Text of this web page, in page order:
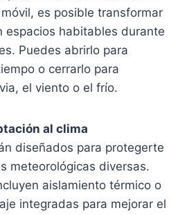
es posible transformar
espacios habitables durante
Puedes abrirlo para
o cerrarlo para
el viento o el frío.
al clima
diseñados para protegerte
meteorológicas diversas.
aislamiento térmico o
integradas para mejorar el